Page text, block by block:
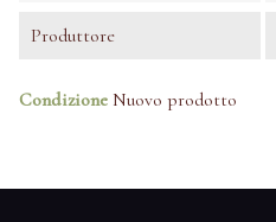
Produttore
Condizione Nuovo prodotto